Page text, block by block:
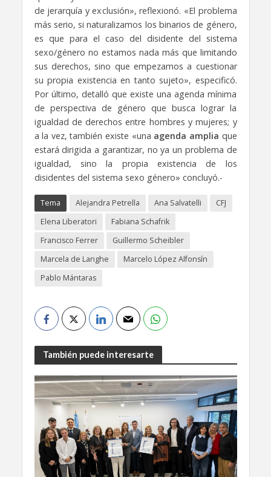
de jerarquía y exclusión», reflexionó. «El problema
más serio, si naturalizamos los binarios de género,
es que para el caso del disidente del sistema
sexo/género no estamos nada más que limitando
sus derechos, sino que empezamos a cuestionar
su propia existencia en tanto sujeto», especificó.
Por último, detalló que existe una agenda mínima
de perspectiva de género que busca lograr la
igualdad de derechos entre hombres y mujeres; y
a la vez, también existe «una agenda amplia que
estará dirigida a garantizar, no ya un problema de
igualdad, sino la propia existencia de los
disidentes del sistema sexo género» concluyó.-
Tema Alejandra Petrella Ana Salvatelli
CFJ
Elena Liberatori
Fabiana Schafrik
Francisco Ferrer
Guillermo Scheibler
Marcela de Langhe
Marcelo López Alfonsín
Pablo Mántaras
También puede interesarte